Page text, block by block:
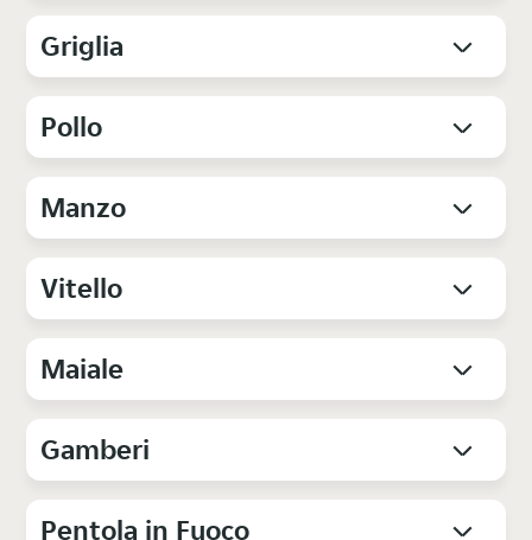
Griglia
Pollo
Manzo
Vitello
Maiale
Gamberi
Pentola in Fuoco